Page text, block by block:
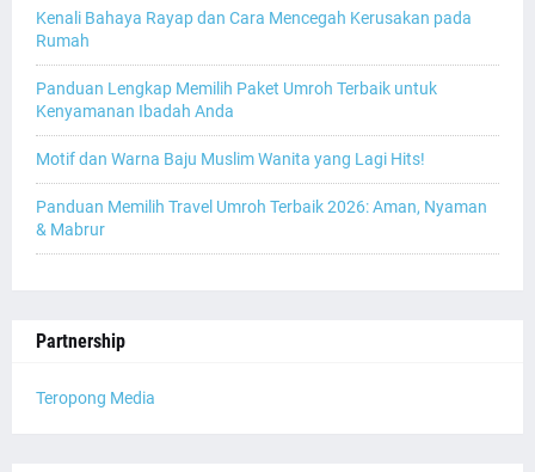
Kenali Bahaya Rayap dan Cara Mencegah Kerusakan pada
Rumah
Panduan Lengkap Memilih Paket Umroh Terbaik untuk
Kenyamanan Ibadah Anda
Motif dan Warna Baju Muslim Wanita yang Lagi Hits!
Panduan Memilih Travel Umroh Terbaik 2026: Aman, Nyaman
& Mabrur
Partnership
Teropong Media